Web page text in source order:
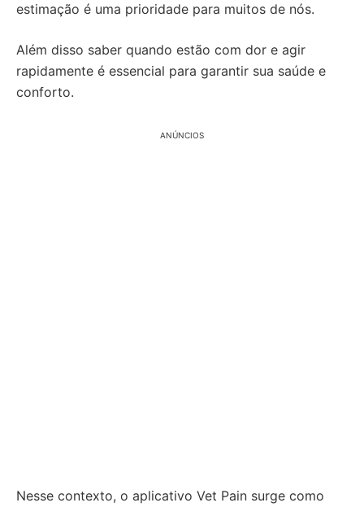
estimação é uma prioridade para muitos de nós.
Além disso saber quando estão com dor e agir
rapidamente é essencial para garantir sua saúde e
conforto.
ANÚNCIOS
Nesse contexto, o aplicativo Vet Pain surge como